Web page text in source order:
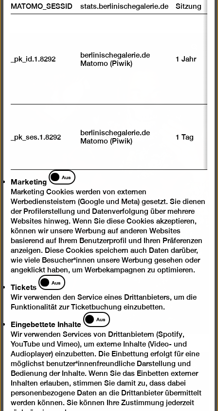
in
Bild
einer
MATOMO_SESSID stats.berlinischegalerie.de Sitzung
_pk_id.1.8292
berlinischegalerie.de
Matomo (Piwik)
1 Jahr
_pk_ses.1.8292
berlinischegalerie.de
Matomo (Piwik)
1 Tag
Marketing
Marketing
Aus
Marketing Cookies werden von externen
Werbediensteistern (Google und Meta) gesetzt. Sie dienen
der Profilerstellung und Datenverfolgung über mehrere
Websites hinweg. Wenn Sie diese Cookies akzeptieren,
können wir unsere Werbung auf anderen Websites
basierend auf Ihrem Benutzerprofil und Ihren Präferenzen
anzeigen. Diese Cookies speichern auch Daten darüber,
wie viele Besucher*innen unsere Werbung gesehen oder
angeklickt haben, um Werbekampagnen zu optimieren.
Tickets
Tickets
Aus
Wir verwenden den Service eines Drittanbieters, um die
Funktionalität zur Ticketbuchung einzubetten.
Eingebettete Inhalte
Eingebettete
Inhalte
Aus
Wir verwenden Services von Drittanbietern (Spotify,
YouTube und Vimeo), um externe Inhalte (Video- und
Audioplayer) einzubetten. Die Einbettung erfolgt für eine
möglichst benutzer*innenfreundliche Darstellung und
Bedienung der Inhalte. Wenn Sie das Einbetten externer
Inhalten erlauben, stimmen Sie damit zu, dass dabei
personenbezogene Daten an die Drittanbieter übermittelt
werden können. Sie können Ihre Zustimmung jederzeit